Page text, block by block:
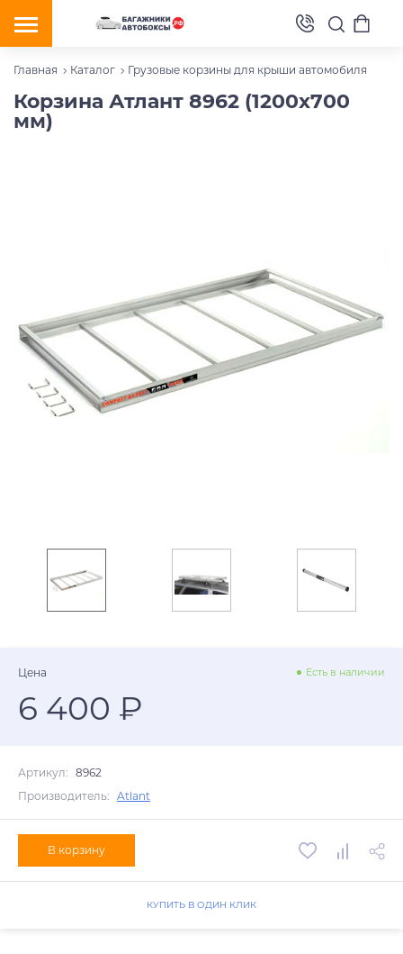
Главная Каталог Грузовые корзины для крыши автомобиля
Корзина Атлант 8962 (1200x700
мм)
Цена Есть в наличии
6 400 ₽
Артикул: 8962
Производитель: Atlant
В корзину
КУПИТЬ В ОДИН КЛИК